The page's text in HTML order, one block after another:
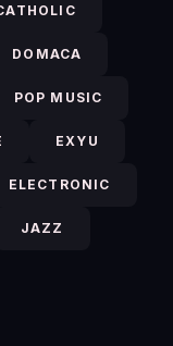
DOMACA
POP MUSIC
EXYU
ELECTRONIC
JAZZ